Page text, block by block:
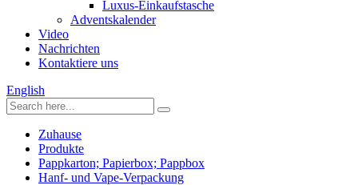
Luxus-Einkaufstasche
Adventskalender
Video
Nachrichten
Kontaktiere uns
English
Zuhause
Produkte
Pappkarton; Papierbox; Pappbox
Hanf- und Vape-Verpackung